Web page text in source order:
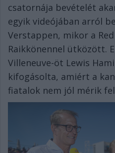
csatornája bevételét
egyik videójában arról
Verstappen, mikor a
Raikkönennel ütközött.
Villeneuve-öt Lewis
kifogásolta, amiért a
fiatalok nem jól mérik